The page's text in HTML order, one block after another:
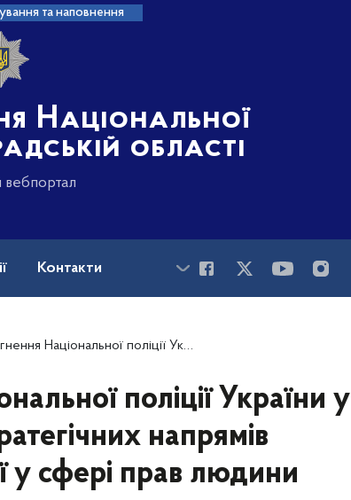
та наповнення
Національної
області
Контакти
у межах реалізації стратегічних напрямів Національної стратегії у сфері прав людини
поліції України у
напрямів
у сфері прав людини